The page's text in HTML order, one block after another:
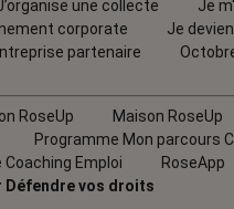
une collecte
Je
corporate
Je
partenaire
RoseUp
Maison RoseUp
Programme Mon parcours
Emploi
RoseApp
Défendre vos droits